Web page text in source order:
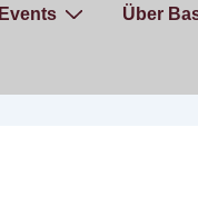
Events Über